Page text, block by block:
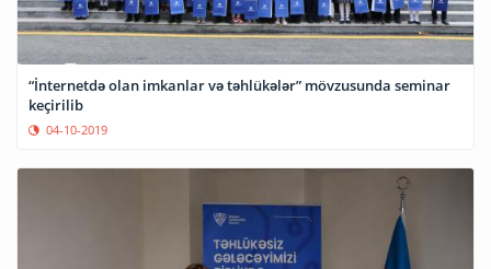
“İnternetdə olan imkanlar və təhlükələr” mövzusunda seminar
keçirilib
04-10-2019